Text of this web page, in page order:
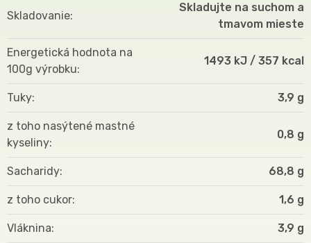
Skladovanie
Skladujte na suchom a
tmavom mieste
Energetická hodnota na
100g výrobku
1493 kJ / 357 kcal
Tuky 3,9 g
z toho nasýtené mastné
kyseliny
0,8 g
Sacharidy 68,8 g
z toho cukor 1,6 g
Vláknina 3,9 g